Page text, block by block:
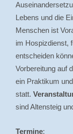
Lebens und die
Menschen ist
im Hospizdienst,
entscheiden
Vorbereitung auf
ein Praktikum
statt.
sind Altensteig
Termine: